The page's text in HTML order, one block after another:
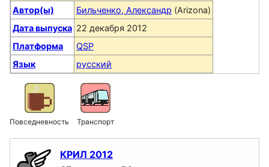
Автор(ы)
Бильченко, Александр (Arizona)
Дата выпуска 22 декабря 2012
Платформа
QSP
Язык
русский
Повседневность Транспорт
КРИЛ 2012